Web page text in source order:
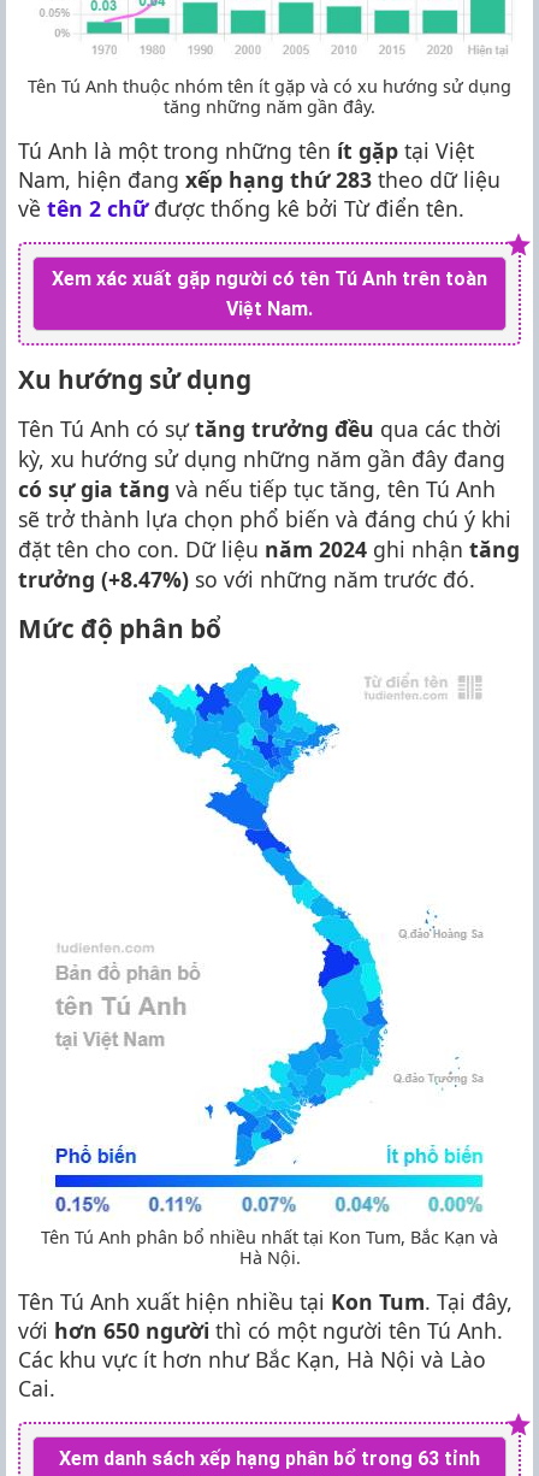
Tên Tú Anh thuộc nhóm tên ít gặp và có xu hướng sử dụng
tăng những năm gần đây.
Tú Anh là một trong những tên ít gặp tại Việt
Nam, hiện đang xếp hạng thứ 283 theo dữ liệu
về tên 2 chữđược thống kê bởi Từ điển tên.
Xem xác xuất gặp người có tên Tú Anh trên toàn
Việt Nam.
Xu hướng sử dụng
Tên Tú Anh có sựtăng trưởng đều qua các thời
kỳ, xu hướng sử dụng những năm gần đây đang
có sự gia tăng và nếu tiếp tục tăng, tên Tú Anh
sẽ trở thành lựa chọn phổ biến và đáng chú ý khi
đặt tên cho con. Dữ liệu năm 2024 ghi nhận tăng
trưởng (+8.47%) so với những năm trước đó.
Mức độ phân bổ
Tên Tú Anh phân bổ nhiều nhất tại Kon Tum, Bắc Kạn và
Hà Nội.
Tên Tú Anh xuất hiện nhiều tại Kon Tum. Tại đây,
với hơn 650 người thì có một người tên Tú Anh.
Các khu vực ít hơn như Bắc Kạn, Hà Nội và Lào
Cai.
Xem danh sách xếp hạng phân bổ trong 63 tỉnh